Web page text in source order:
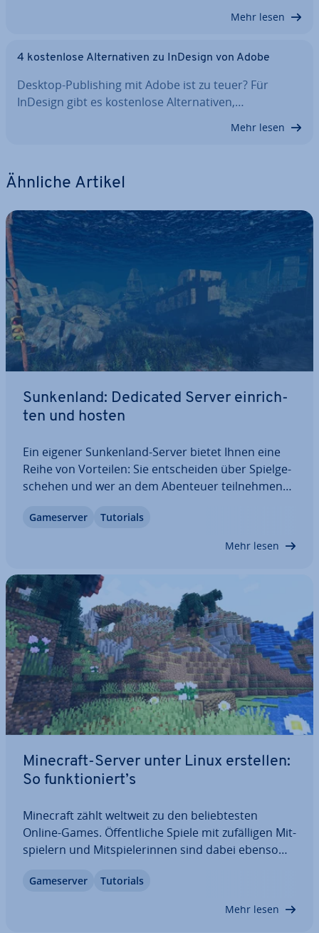
Mehr lesen
4 kos­ten­lo­se Al­ter­na­ti­ven zu InDesign von Adobe
Desktop-Pu­bli­shing mit Adobe ist zu teuer? Für
InDesign gibt es kos­ten­lo­se Al­ter­na­ti­ven,…
Mehr lesen
Ähnliche Artikel
Sun­ken­land: Dedicated Server ein­rich­
ten und hosten
Ein eigener Sun­ken­land-Server bietet Ihnen eine
Reihe von Vorteilen: Sie ent­schei­den über Spiel­ge­
sche­hen und wer an dem Abenteuer teil­neh­men
Ihren Server sogar rund um die Uhr laufen lassen.
Game­ser­ver Tutorials
Mehr lesen
Minecraft-Server unter Linux erstellen:
So funk­tio­niert’s
Minecraft zählt weltweit zu den be­lieb­tes­ten
Online-Games. Öf­fent­li­che Spiele mit zu­fäl­li­gen Mit­
spie­lern und Mit­spie­le­rin­nen sind dabei ebenso
Bekannten. Für maximale Frei­hei­ten empfiehlt sich
Game­ser­ver Tutorials
Mehr lesen